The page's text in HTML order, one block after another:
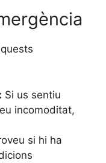
Si us sentiu
incomoditat,
si hi ha